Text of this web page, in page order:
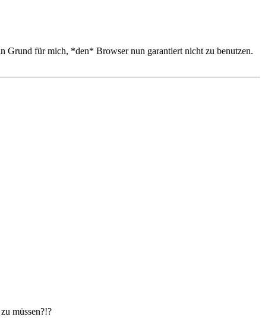
Grund für mich, *den* Browser nun garantiert nicht zu benutzen.
müssen?!?